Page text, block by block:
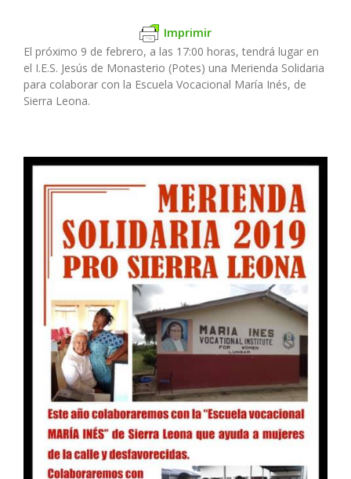
Imprimir
El próximo 9 de febrero, a las 17:00 horas, tendrá lugar en
el I.E.S. Jesús de Monasterio (Potes) una Merienda Solidaria
para colaborar con la Escuela Vocacional María Inés, de
Sierra Leona.